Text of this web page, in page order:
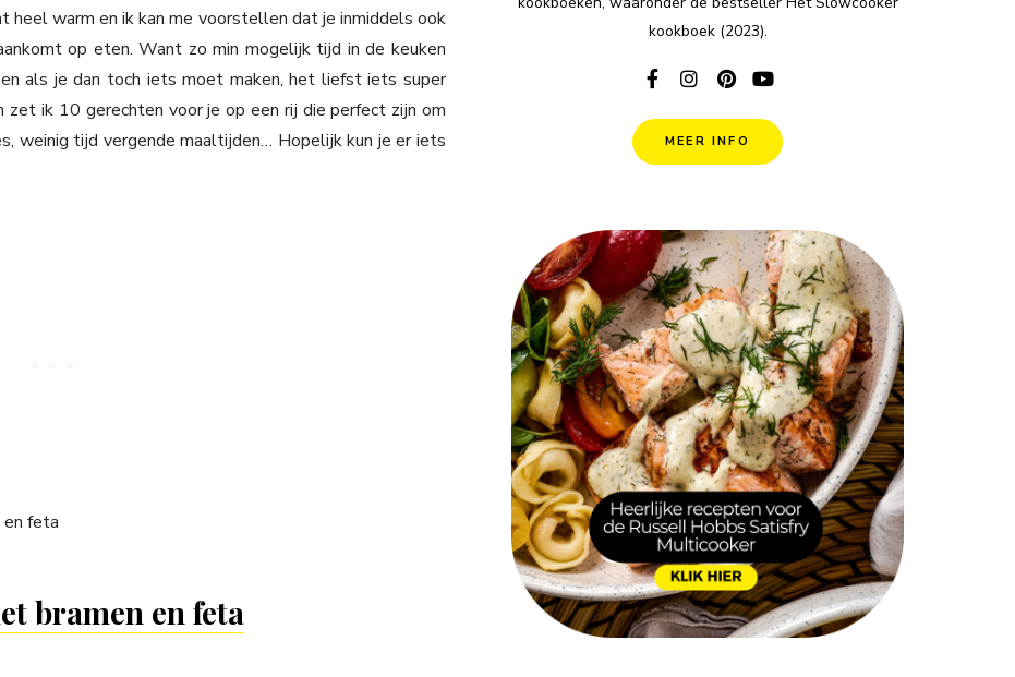
heel warm en ik kan me voorstellen dat je inmiddels ook
op eten. Want zo min mogelijk tijd in de keuken
als je dan toch iets moet maken, het liefst iets super
ik 10 gerechten voor je op een rij die perfect zijn om
weinig tijd vergende maaltijden… Hopelijk kun je er iets
bramen en feta
kookboek (2023).
MEER INFO